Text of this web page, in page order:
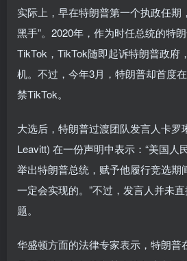
实际上，早在特朗普第一个执政任期
黑手”。2020年，作为时任总统的特
TikTok，TikTok随即起诉特朗普政府
机。不过，今年3月，特朗普却首度
禁TikTok。
大选后，特朗普过渡团队发言人卡罗
Leavitt) 在一份声明中表示：“美国人
举出特朗普总统，赋予他履行竞选期
一定会实现的。”不过，发言人并未
题。
华盛顿方面的法律专家表示，特朗普